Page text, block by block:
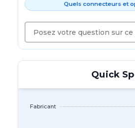
Quels connecteurs et
Quick
Fabricant